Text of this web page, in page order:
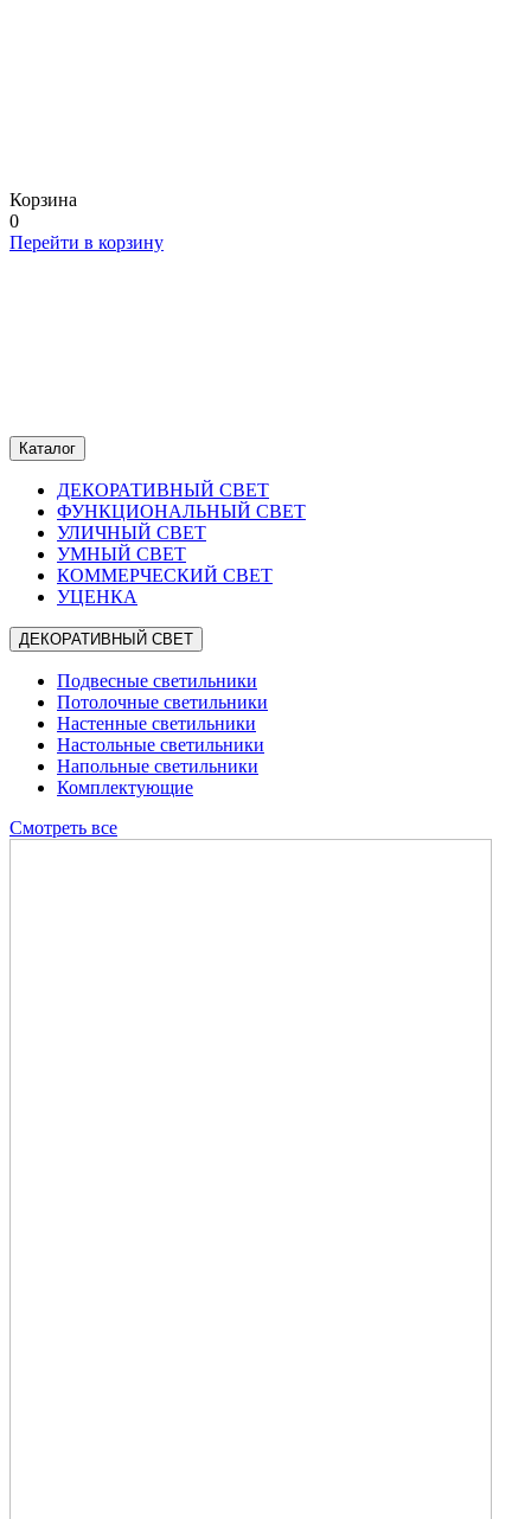
Корзина
0
Перейти в корзину
Каталог
ДЕКОРАТИВНЫЙ СВЕТ
ФУНКЦИОНАЛЬНЫЙ СВЕТ
УЛИЧНЫЙ СВЕТ
УМНЫЙ СВЕТ
КОММЕРЧЕСКИЙ СВЕТ
УЦЕНКА
ДЕКОРАТИВНЫЙ СВЕТ
Подвесные светильники
Потолочные светильники
Настенные светильники
Настольные светильники
Напольные светильники
Комплектующие
Смотреть все